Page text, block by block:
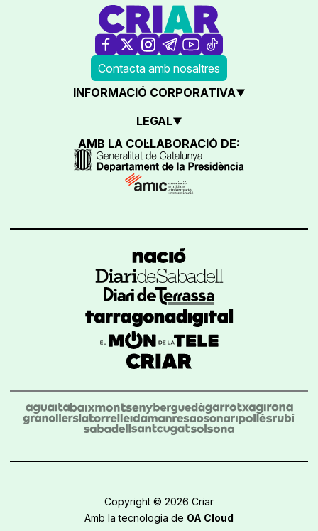
Contacta amb nosaltres
INFORMACIÓ CORPORATIVA
LEGAL
AMB LA COL·LABORACIÓ DE:
Copyright © 2026 Criar
Amb la tecnologia de OA Cloud